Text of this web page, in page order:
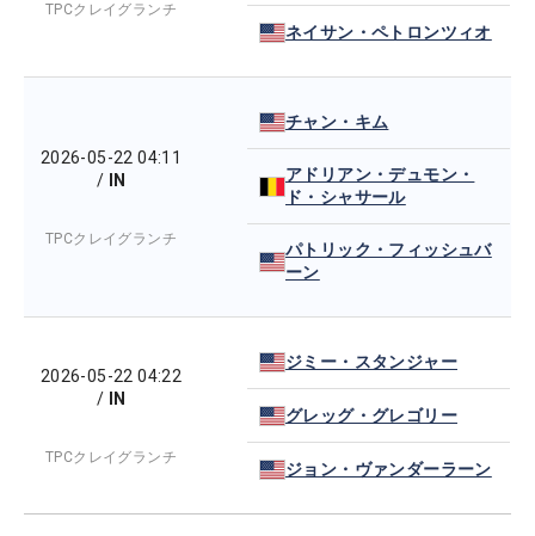
TPCクレイグランチ
ネイサン・ペトロンツィオ
2026-05-22 04:11
/
IN
TPCクレイグランチ
チャン・キム
アドリアン・デュモン・
ド・シャサール
パトリック・フィッシュバ
ーン
2026-05-22 04:22
/
IN
TPCクレイグランチ
ジミー・スタンジャー
グレッグ・グレゴリー
ジョン・ヴァンダーラーン